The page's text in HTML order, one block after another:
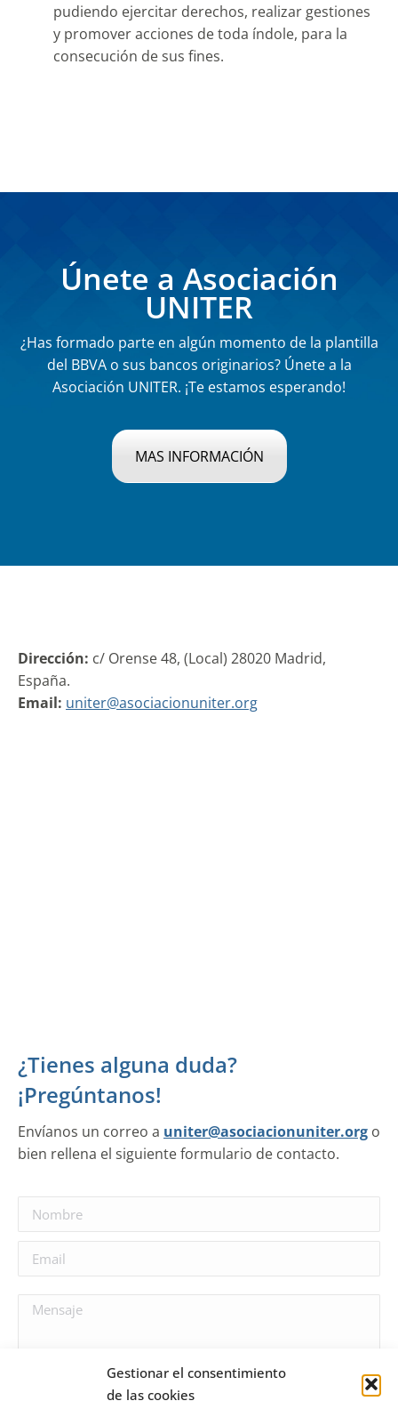
Gestionar el consentimiento
de las cookies
pudiendo ejercitar derechos, realizar gestiones
y promover acciones de toda índole, para la
consecución de sus fines.
Únete a Asociación
UNITER
¿Has formado parte en algún momento de la plantilla
del BBVA o sus bancos originarios? Únete a la
Asociación UNITER. ¡Te estamos esperando!
MAS INFORMACIÓN
Dirección: c/ Orense 48, (Local) 28020 Madrid,
España.
Email: uniter@asociacionuniter.org
¿Tienes alguna duda?
¡Pregúntanos!
Envíanos un correo a uniter@asociacionuniter.org o
bien rellena el siguiente formulario de contacto.